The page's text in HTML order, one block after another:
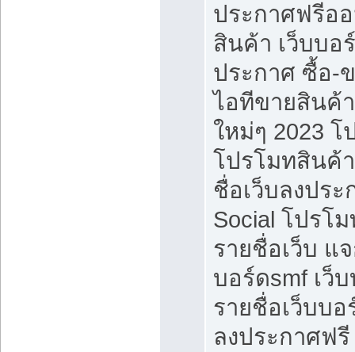
ประกาศฟรีอ
สินค้า เว็บบอ
ประกาศ ซื้อ-
ไอทีขายสินค้
ใหม่ๆ 2023
โปรโมทสินค้
ชื่อเว็บลงปร
Social โปรโ
รายชื่อเว็บ แ
บอร์ดsmf เว็
รายชื่อเว็บบ
ลงประกาศฟรี